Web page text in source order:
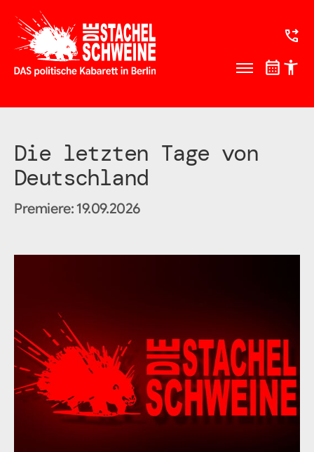
Die letzten Tage von
Deutschland
Premiere: 19.09.2026